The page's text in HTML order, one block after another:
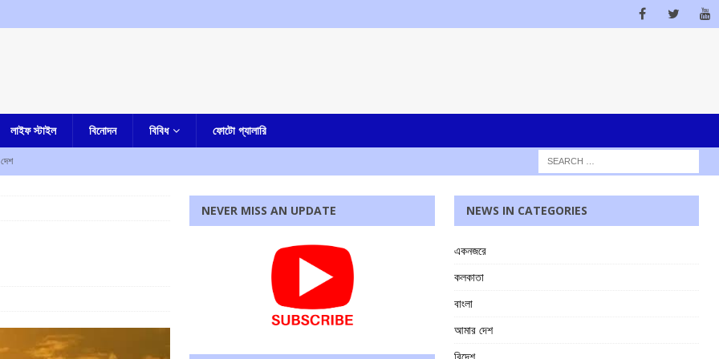
লাইফ স্টাইল বিনোদন বিবিধ ফোটো গ্যালারি
সাংসদরা, ছিলেন তিন বেসুরো সাংসদও
NEVER MISS AN UPDATE NEWS IN CATEGORIES
একনজরে
কলকাতা
বাংলা
আমার দেশ